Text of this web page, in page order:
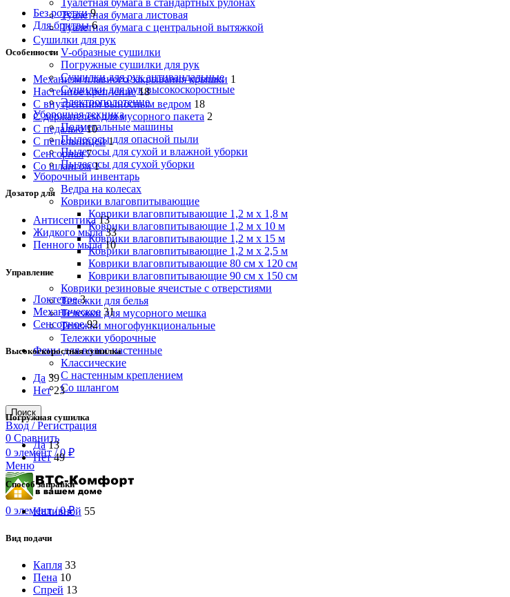
Туалетная бумага в стандартных рулонах
Туалетная бумага листовая
Туалетная бумага с центральной вытяжкой
Сушилки для рук
V-образные сушилки
Погружные сушилки для рук
Сушилки для рук антивандальные
Сушилки для рук высокоскоростные
Электрополотенце
Уборочная техника
Подметальные машины
Пылесосы для опасной пыли
Пылесосы для сухой и влажной уборки
Пылесосы для сухой уборки
Уборочный инвентарь
Ведра на колесах
Коврики влаговпитывающие
Коврики влаговпитывающие 1,2 м х 1,8 м
Коврики влаговпитывающие 1,2 м х 10 м
Коврики влаговпитывающие 1,2 м х 15 м
Коврики влаговпитывающие 1,2 м х 2,5 м
Коврики влаговпитывающие 80 см х 120 см
Коврики влаговпитывающие 90 см х 150 см
Коврики резиновые ячеистые с отверстиями
Тележки для белья
Тележки для мусорного мешка
Тележки многофункциональные
Тележки уборочные
Фены для волос настенные
Классические
С настенным креплением
Со шлангом
Поиск
Вход / Регистрация
0 Сравнить
0 элемент / 0 ₽
Меню
0 элемент / 0₽
Без розетки 9
Для бритвы 6
Особенности
Механизм плавного закрывания крышки 1
Настенное крепление 18
С внутренним выносным ведром 18
С держателем для мусорного пакета 2
С педалью 10
С пепельницей 1
Сенсорная 7
Со шлангом 1
Дозатор для
Антисептика 13
Жидкого мыла 33
Пенного мыла 10
Управление
Локтевое 3
Механическое 31
Сенсорное 92
Высокоскоростная сушилка
Да 39
Нет 23
Погружная сушилка
Да 13
Нет 49
Способ заправки
Наливной 55
Вид подачи
Капля 33
Пена 10
Спрей 13